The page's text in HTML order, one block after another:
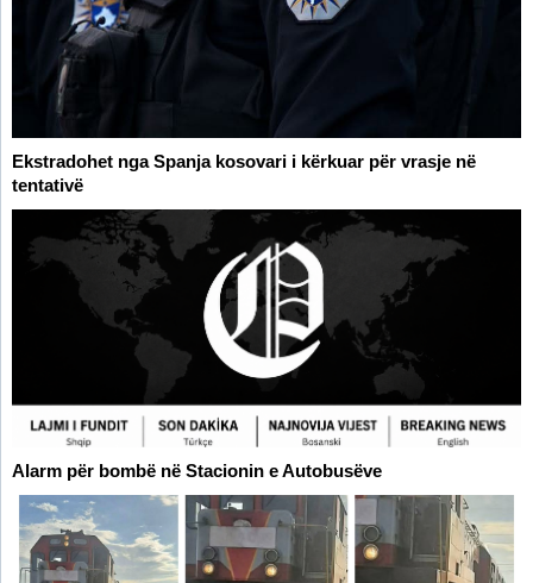
Ekstradohet nga Spanja kosovari i kërkuar për vrasje në
tentativë
Alarm për bombë në Stacionin e Autobusëve